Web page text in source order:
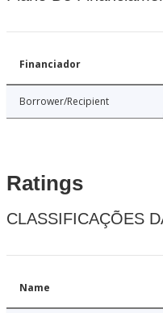
Financiador
Borrower/Recipient
Ratings
CLASSIFICAÇÕES
Name